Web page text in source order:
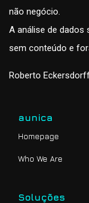
não negócio.
A análise de dados
sem conteúdo e
Roberto
aunica
Homepage
Who We Are
Soluções